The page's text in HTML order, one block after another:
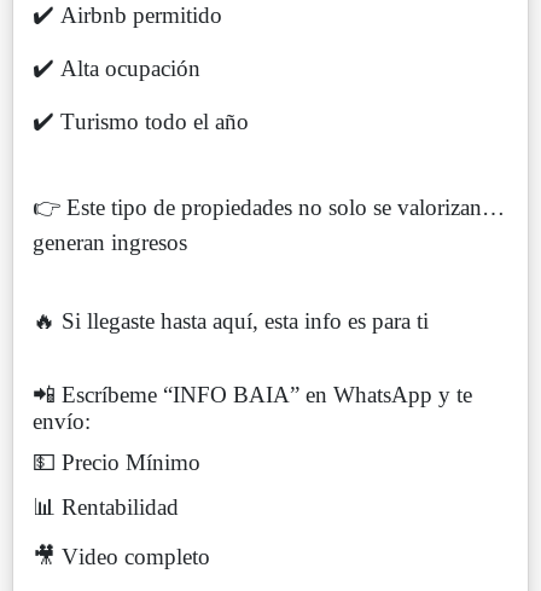
✔️ Airbnb permitido
✔️ Alta ocupación
✔️ Turismo todo el año
👉 Este tipo de propiedades no solo se valorizan…
generan ingresos
🔥 Si llegaste hasta aquí, esta info es para ti
📲 Escríbeme “INFO BAIA” en WhatsApp y te
envío:
💵 Precio Mínimo
📊 Rentabilidad
🎥 Video completo